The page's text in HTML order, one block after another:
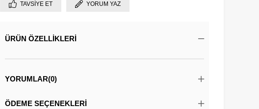
TAVSIYE ET YORUM YAZ
ÜRÜN ÖZELLIKLERI
YORUMLAR(0)
ÖDEME SEÇENEKLERI